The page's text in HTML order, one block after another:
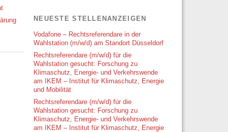
NEUESTE STELLENANZEIGEN
Vodafone – Rechtsreferendare in der
Wahlstation (m/w/d) am Standort Düsseldorf
Rechtsreferendare (m/w/d) für die
Wahlstation gesucht: Forschung zu
Klimaschutz, Energie- und Verkehrswende
am IKEM – Institut für Klimaschutz, Energie
und Mobilität
Rechtsreferendare (m/w/d) für die
Wahlstation gesucht: Forschung zu
Klimaschutz, Energie- und Verkehrswende
am IKEM – Institut für Klimaschutz, Energie